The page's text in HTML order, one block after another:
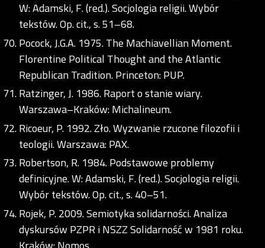
W: Adamski, F. (red.). Socjologia religii. Wybór
tekstów. Op. cit., s. 51–68.
Pocock, J.G.A. 1975. The Machiavellian Moment.
Florentine Political Thought and the Atlantic
Republican Tradition. Princeton: PUP.
Ratzinger, J. 1986. Raport o stanie wiary.
Warszawa–Kraków: Michalineum.
Ricoeur, P. 1992. Zło. Wyzwanie rzucone filozofii i
teologii. Warszawa: PAX.
Robertson, R. 1984. Podstawowe problemy
definicyjne. W: Adamski, F. (red.). Socjologia religii.
Wybór tekstów. Op. cit., s. 40–51.
Rojek, P. 2009. Semiotyka solidarności. Analiza
dyskursów PZPR i NSZZ Solidarność w 1981 roku.